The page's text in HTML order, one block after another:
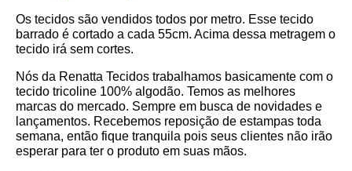
Os tecidos são vendidos todos por metro. Esse tecido
barrado é cortado a cada 55cm. Acima dessa metragem o
tecido irá sem cortes.
Nós da Renatta Tecidos trabalhamos basicamente com o
tecido tricoline 100% algodão. Temos as melhores
marcas do mercado. Sempre em busca de novidades e
lançamentos. Recebemos reposição de estampas toda
semana, então fique tranquila pois seus clientes não irão
esperar para ter o produto em suas mãos.